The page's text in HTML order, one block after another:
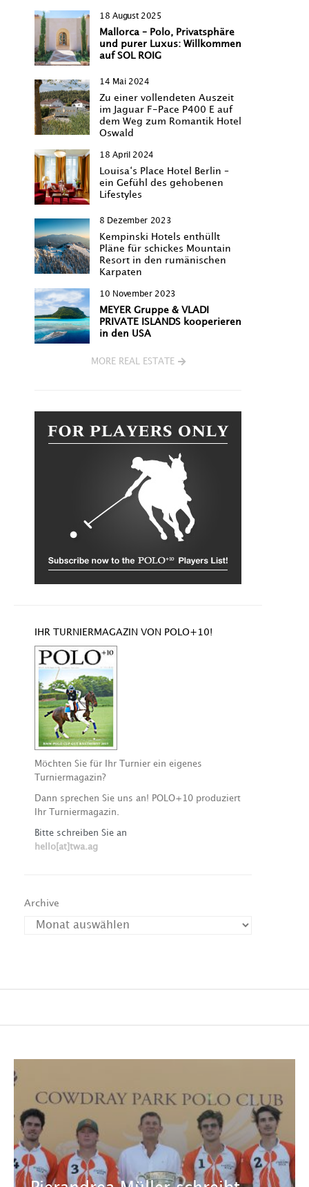
18 August 2025
Mallorca – Polo, Privatsphäre
und purer Luxus: Willkommen
auf SOL ROIG
14 Mai 2024
Zu einer vollendeten Auszeit
im Jaguar F-Pace P400 E auf
dem Weg zum Romantik Hotel
Oswald
18 April 2024
Louisa‘s Place Hotel Berlin –
ein Gefühl des gehobenen
Lifestyles
8 Dezember 2023
Kempinski Hotels enthüllt
Pläne für schickes Mountain
Resort in den rumänischen
Karpaten
10 November 2023
MEYER Gruppe & VLADI
PRIVATE ISLANDS kooperieren
in den USA
MORE REAL ESTATE
IHR TURNIERMAGAZIN VON POLO+10!
Möchten Sie für Ihr Turnier ein eigenes
Turniermagazin?
Dann sprechen Sie uns an! POLO+10 produziert
Ihr Turniermagazin.
Bitte schreiben Sie an
hello[at]twa.ag
Archive